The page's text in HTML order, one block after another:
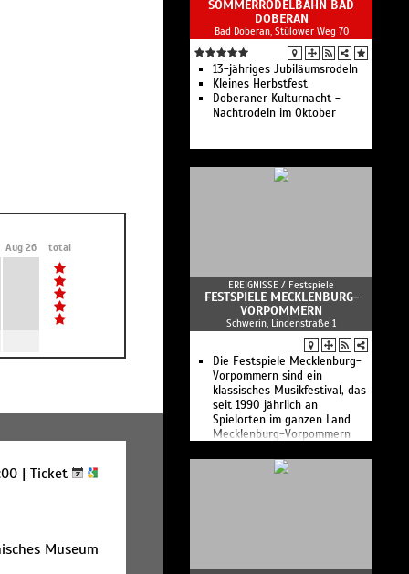
Aug 26 total
| Ticket
Museum
SOMMERRODELBAHN BAD
DOBERAN
Bad Doberan, Stülower Weg 70
13-jähriges Jubiläumsrodeln
Kleines Herbstfest
Doberaner Kulturnacht -
Nachtrodeln im Oktober
EREIGNISSE / Festspiele
FESTSPIELE MECKLENBURG-
VORPOMMERN
Schwerin, Lindenstraße 1
Die Festspiele Mecklenburg-
Vorpommern sind ein
klassisches Musikfestival, das
seit 1990 jährlich an
Spielorten im ganzen Land
Mecklenburg-Vorpommern